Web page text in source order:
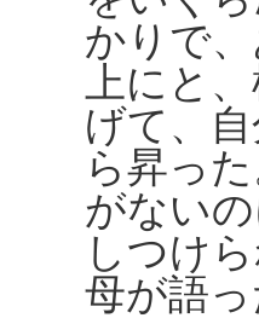
かりで
上にと
げて、
ら昇っ
がない
しつけ
母が語